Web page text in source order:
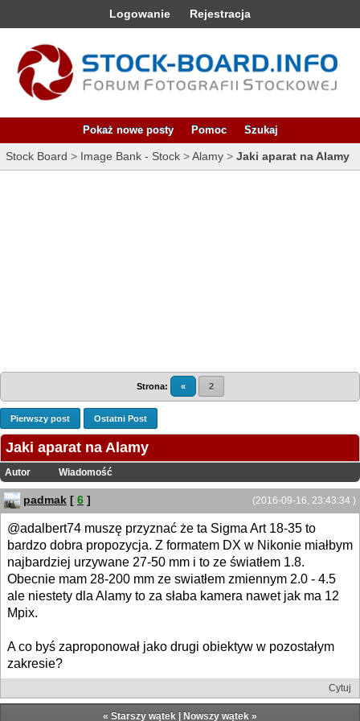
Logowanie Rejestracja
Pokaż nowe posty Pomoc Szukaj
Stock Board > Image Bank - Stock >Alamy > Jaki aparat na Alamy
Strona: « 2
Pierwszy post Ostatni Post
Jaki aparat na Alamy
Autor Wiadomość
(2016-09-16, 23:43:34 )
padmak [ 6 ]
@adalbert74 muszę przyznać że ta Sigma Art 18-35 to
bardzo dobra propozycja. Z formatem DX w Nikonie miałbym
najbardziej urzywane 27-50 mm i to ze światłem 1.8.
Obecnie mam 28-200 mm ze swiatłem zmiennym 2.0 - 4.5
ale niestety dla Alamy to za słaba kamera nawet jak ma 12
Mpix.
A co byś zaproponował jako drugi obiektyw w pozostałym
zakresie?
Cytuj
« Starszy wątek | Nowszy wątek »